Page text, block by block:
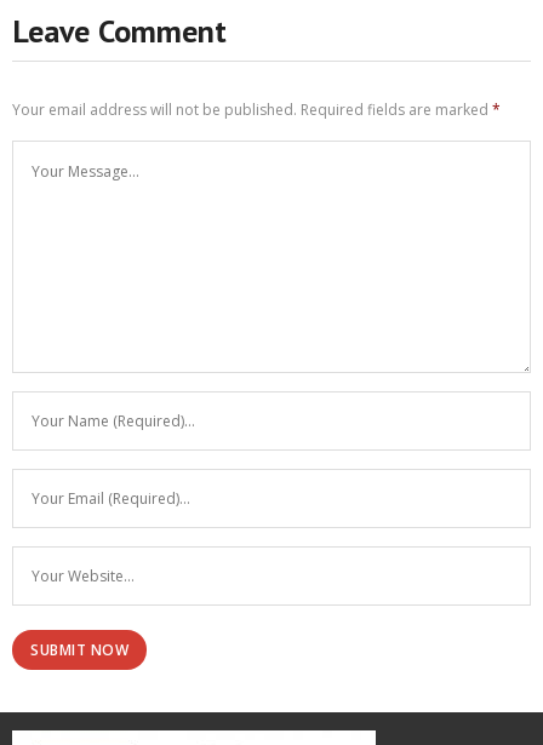
Leave Comment
Your email address will not be published. Required fields are marked *